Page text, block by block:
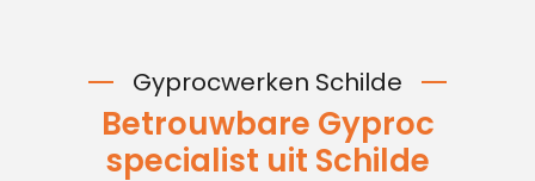
Gyprocwerken Schilde
Betrouwbare Gyproc
specialist uit Schilde